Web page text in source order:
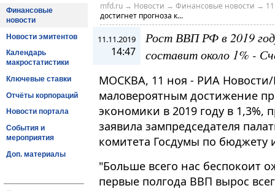
Финансовые
новости
Новости эмитентов
Календарь
макростатистики
Ключевые ставки
Отчёты корпораций
Новости портала
События и
мероприятия
Доп. материалы
mfd.ru→ Новости → Финансовые новости →
достигнет прогноза к...
11.11.2019
14:47
Рост ВВП РФ в 2019
составит около 1% -
МОСКВА, 11 ноя - РИА Новости/
маловероятным достижение
экономики в 2019 году в 1,3%,
заявила зампредседателя
комитета Госдумы по бюджету
"Больше всего нас беспокоит
первые полгода ВВП вырос